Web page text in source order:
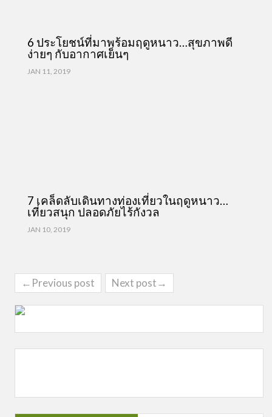
6 ประโยชน์ที่มาพร้อมฤดูหนาว…สุขภาพดี
ง่ายๆ กับอากาศเย็นๆ
JAN 11, 2019
7 เคล็ดลับเดินทางท่องเที่ยวในฤดูหนาว…
เที่ยวสนุก ปลอดภัยไร้กังวล
JAN 10, 2019
←Previous post Next post→